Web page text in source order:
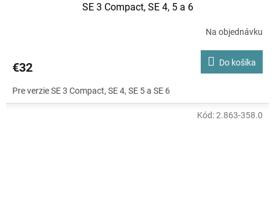
SE 3 Compact, SE 4, 5 a 6
Na objednávku
€32 Do košíka
Pre verzie SE 3 Compact, SE 4, SE 5 a SE 6
Kód:2.863-358.0